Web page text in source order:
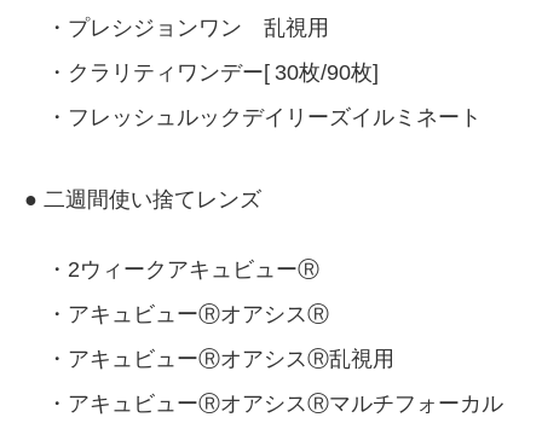
・プレシジョンワン 乱視用
・クラリティワンデー[ 30枚/90枚]
・フレッシュルックデイリーズイルミネート
● 二週間使い捨てレンズ
・2ウィークアキュビューⓇ
・アキュビューⓇオアシスⓇ
・アキュビューⓇオアシスⓇ乱視用
・アキュビューⓇオアシスⓇマルチフォーカル